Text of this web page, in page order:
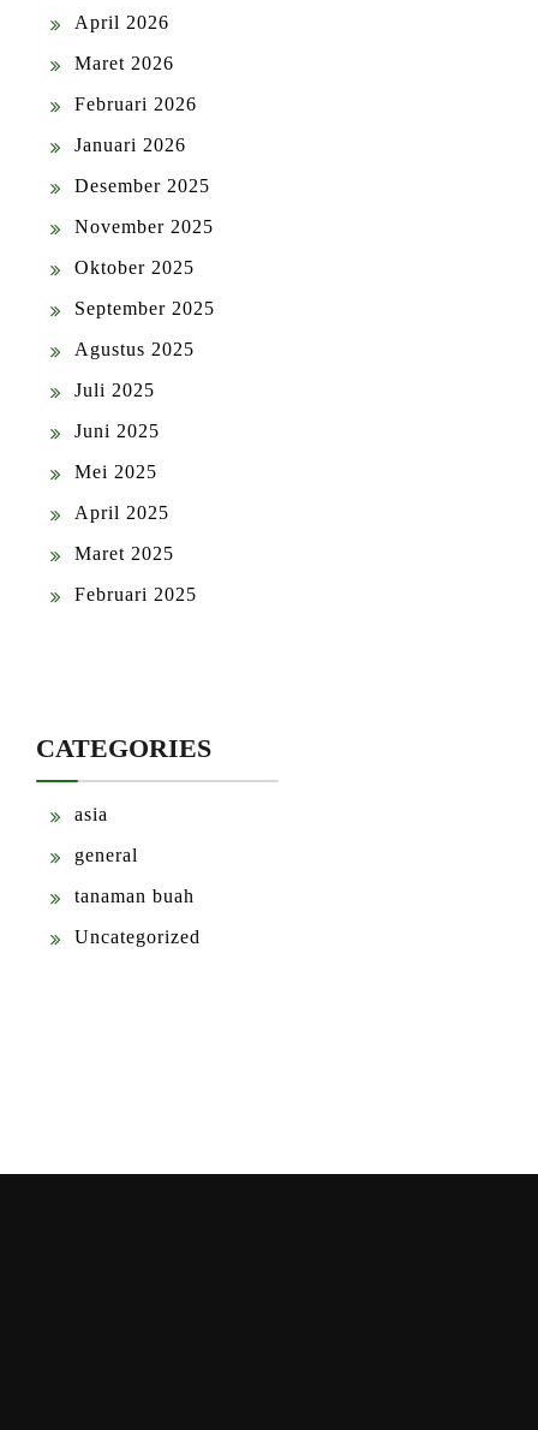
April 2026
Maret 2026
Februari 2026
Januari 2026
Desember 2025
November 2025
Oktober 2025
September 2025
Agustus 2025
Juli 2025
Juni 2025
Mei 2025
April 2025
Maret 2025
Februari 2025
CATEGORIES
asia
general
tanaman buah
Uncategorized